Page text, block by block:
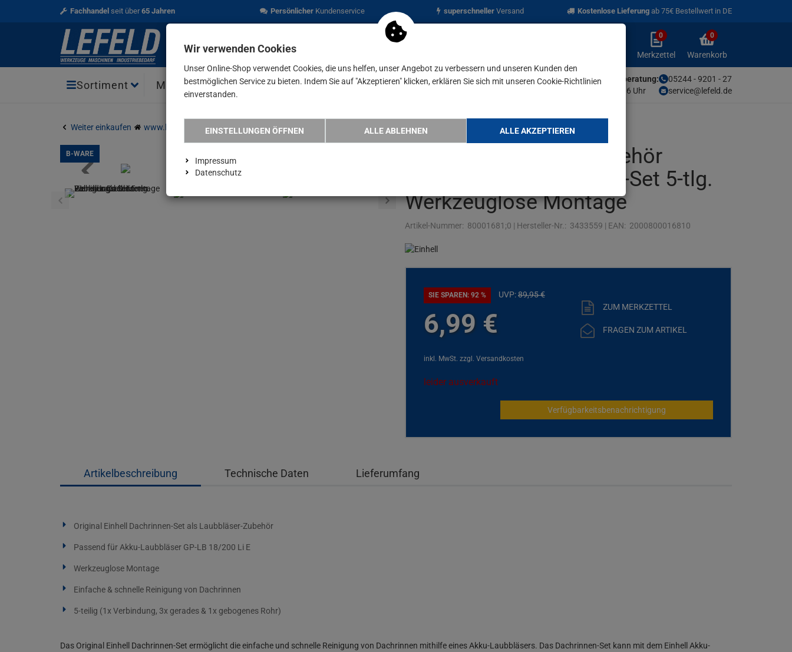
Fachhandel seit über65 Jahren PersönlicherKundenservice superschnellerVersand Kostenlose Lieferung ab 75€ Bestellwert in DE
Merkzettel
aufklappen
0
Merkzettel
Warenkorb
0
Warenkorb
Sortiment Marken Aktionen Blog
05244 - 9201 - 27
service@lefeld.de
Unsere Fachberatung:
Mo-Fr von 9-16 Uhr
Weiter einkaufen www.lefeld.de Einhell Laubbläser-Zubehör Dachrinnen-Reinigungs-…
B-WARE
Einhell Laubbläser-Zubehör
Dachrinnen-Reinigungs-Set 5-tlg.
Werkzeuglose Montage
Artikel-Nummer: 80001681;0 | Hersteller-Nr.: 3433559 | EAN: 2000800016810
SIE SPAREN: 92 % UVP:89,95€
6,99 €
inkl. MwSt. zzgl. Versandkosten
ZUM MERKZETTEL
FRAGEN ZUM ARTIKEL
leider ausverkauft
Verfügbarkeitsbenachrichtigung
Artikelbeschreibung Technische Daten Lieferumfang
Original Einhell Dachrinnen-Set als Laubbläser-Zubehör
Passend für Akku-Laubbläser GP-LB 18/200 Li E
Werkzeuglose Montage
Einfache & schnelle Reinigung von Dachrinnen
5-teilig (1x Verbindung, 3x gerades & 1x gebogenes Rohr)
Das Original Einhell Dachrinnen-Set ermöglicht die einfache und schnelle Reinigung von Dachrinnen mithilfe eines Akku-Laubbläsers. Das Dachrinnen-Set kann mit dem Einhell Akku-
Wir verwenden Cookies
Unser Online-Shop verwendet Cookies, die uns helfen, unser Angebot zu verbessern und unseren Kunden den
bestmöglichen Service zu bieten. Indem Sie auf "Akzeptieren" klicken, erklären Sie sich mit unseren Cookie-Richtlinien
einverstanden.
EINSTELLUNGEN ÖFFNEN ALLE ABLEHNEN ALLE AKZEPTIEREN
Impressum
Datenschutz